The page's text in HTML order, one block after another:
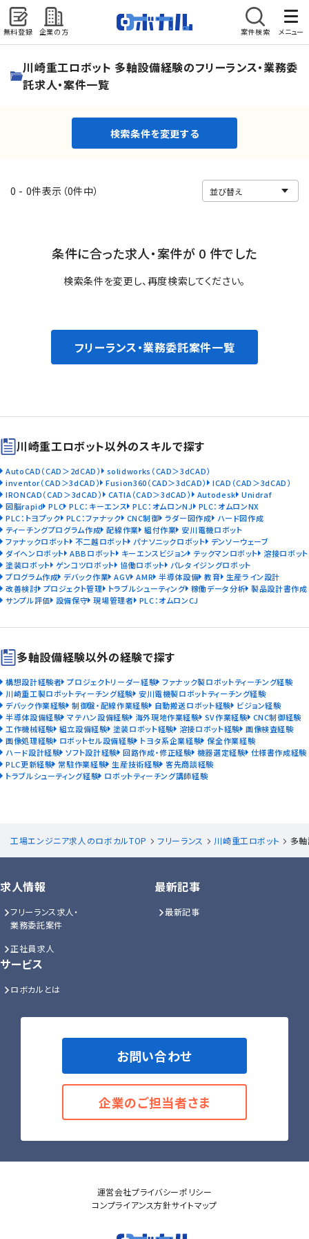
無料登録 企業の方 案件検索 メニュー
検索条件を変更する
川崎重工ロボット 多軸設備経験のフリーランス・業務委
託求人・案件一覧
検索条件を変更する
0 - 0件表示（0件中）
条件に合った求人・案件が 0 件でした
検索条件を変更し、再度検索してください。
フリーランス・業務委託案件一覧
川崎重工ロボット以外のスキルで探す
AutoCAD（CAD＞2dCAD）
solidworks（CAD＞3dCAD）
inventor（CAD＞3dCAD） Fusion360（CAD＞3dCAD）
ICAD（CAD＞3dCAD）
IRONCAD（CAD＞3dCAD）
CATIA（CAD＞3dCAD） Autodesk Unidraf
図脳rapid PLC PLC：キーエンス PLC：オムロンNJ
PLC：オムロンNX
PLC：トヨプック PLC：ファナック CNC制御 ラダー図作成
ハード図作成
ティーチングプログラム作成 配線作業 組付作業 安川電機ロボット
ファナックロボット
不二越ロボット パナソニックロボット デンソーウェーブ
ダイヘンロボット ABBロボット キーエンスビジョン テックマンロボット 溶接ロボット
塗装ロボット ゲンコツロボット 協働ロボット
パレタイジングロボット
プログラム作成 デバック作業 AGV AMR 半導体設備 教育 生産ライン設計
改善検討 プロジェクト管理 トラブルシューティング 稼働データ分析 製品設計書作成
サンプル評価 設備保守 現場管理者 PLC：オムロンCJ
多軸設備経験以外の経験で探す
構想設計経験者 プロジェクトリーダー経験 ファナック製ロボットティーチング経験
川崎重工製ロボットティーチング経験 安川電機製ロボットティーチング経験
デバック作業経験 制御盤・配線作業経験 自動搬送ロボット経験 ビジョン経験
半導体設備経験 マテハン設備経験 海外現地作業経験 SV作業経験 CNC制御経験
工作機械経験 組立設備経験 塗装ロボット経験 溶接ロボット経験 画像検査経験
画像処理経験 ロボットセル設備経験 トヨタ系企業経験 保全作業経験
ハード設計経験 ソフト設計経験 回路作成・修正経験 機器選定経験 仕様書作成経験
PLC更新経験 常駐作業経験 生産技術経験 客先商談経験
トラブルシューティング経験 ロボットティーチング講師経験
工場エンジニア求人のロボカルTOP フリーランス 川崎重工ロボット 多
求人情報
フリーランス求人・
業務委託案件
正社員求人
最新記事
最新記事
サービス
ロボカルとは
お問い合わせ
企業のご担当者さま
運営会社プライバシーポリシー
コンプライアンス方針サイトマップ